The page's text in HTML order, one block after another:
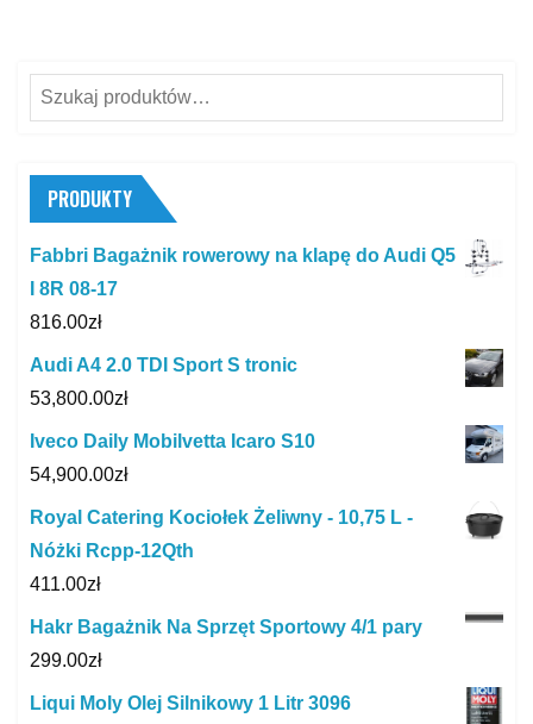
Szukaj:
PRODUKTY
Fabbri Bagażnik rowerowy na klapę do Audi Q5
I 8R 08-17
816.00zł
Audi A4 2.0 TDI Sport S tronic
53,800.00zł
Iveco Daily Mobilvetta Icaro S10
54,900.00zł
Royal Catering Kociołek Żeliwny - 10,75 L -
Nóżki Rcpp-12Qth
411.00zł
Hakr Bagażnik Na Sprzęt Sportowy 4/1 pary
299.00zł
Liqui Moly Olej Silnikowy 1 Litr 3096